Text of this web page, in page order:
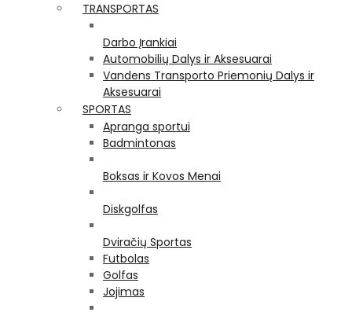
TRANSPORTAS
Darbo Įrankiai
Automobilių Dalys ir Aksesuarai
Vandens Transporto Priemonių Dalys ir
Aksesuarai
SPORTAS
Apranga sportui
Badmintonas
Boksas ir Kovos Menai
Diskgolfas
Dviračių Sportas
Futbolas
Golfas
Jojimas